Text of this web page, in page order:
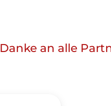
Danke an alle